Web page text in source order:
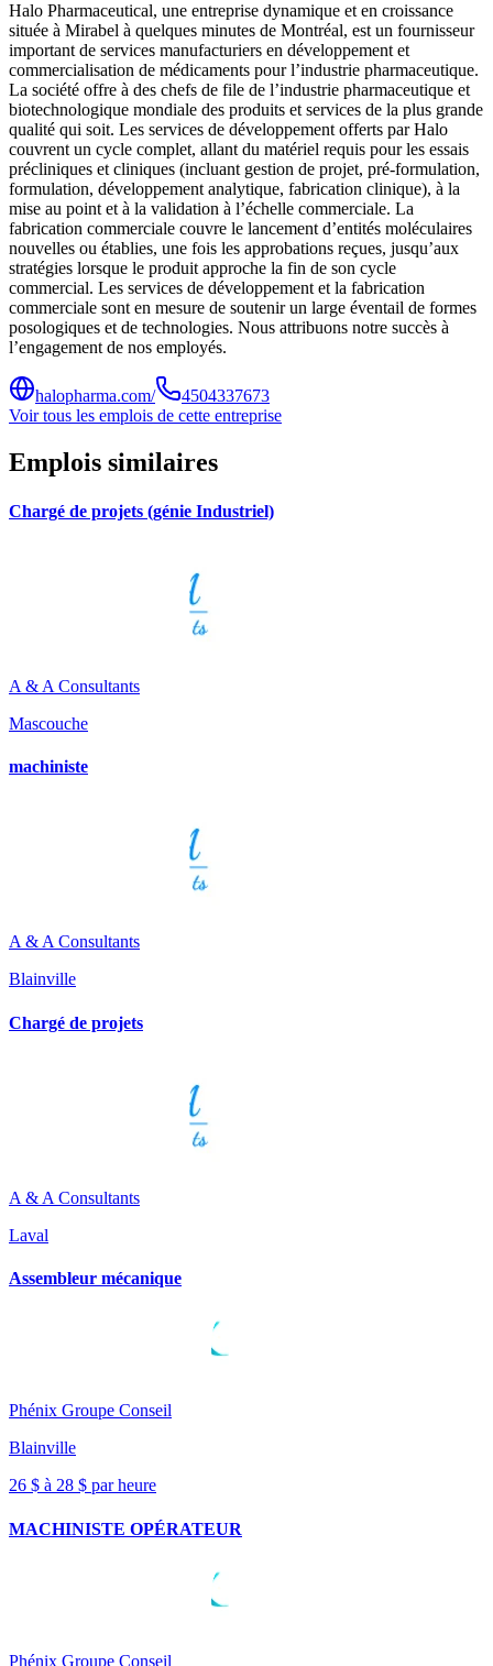
Halo Pharmaceutical, une entreprise dynamique et en croissance
située à Mirabel à quelques minutes de Montréal, est un fournisseur
important de services manufacturiers en développement et
commercialisation de médicaments pour l’industrie pharmaceutique.
La société offre à des chefs de file de l’industrie pharmaceutique et
biotechnologique mondiale des produits et services de la plus grande
qualité qui soit. Les services de développement offerts par Halo
couvrent un cycle complet, allant du matériel requis pour les essais
précliniques et cliniques (incluant gestion de projet, pré-formulation,
formulation, développement analytique, fabrication clinique), à la
mise au point et à la validation à l’échelle commerciale. La
fabrication commerciale couvre le lancement d’entités moléculaires
nouvelles ou établies, une fois les approbations reçues, jusqu’aux
stratégies lorsque le produit approche la fin de son cycle
commercial. Les services de développement et la fabrication
commerciale sont en mesure de soutenir un large éventail de formes
posologiques et de technologies. Nous attribuons notre succès à
l’engagement de nos employés.
halopharma.com/
4504337673
Voir tous les emplois de cette entreprise
Emplois similaires
Chargé de projets (génie Industriel)
A & A Consultants
Mascouche
machiniste
A & A Consultants
Blainville
Chargé de projets
A & A Consultants
Laval
Assembleur mécanique
Phénix Groupe Conseil
Blainville
26 $ à 28 $ par heure
MACHINISTE OPÉRATEUR
Phénix Groupe Conseil